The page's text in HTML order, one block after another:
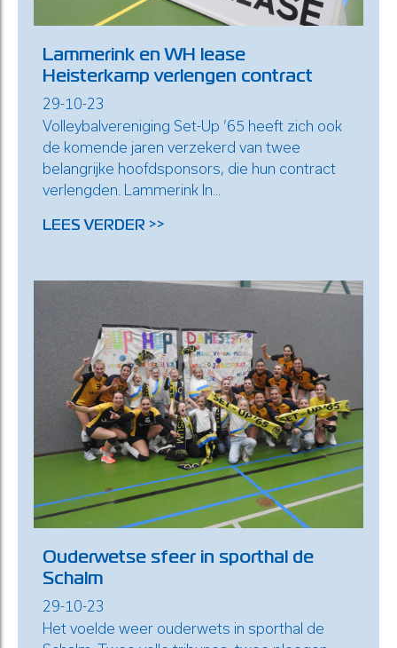
Lammerink en WH lease
Heisterkamp verlengen contract
29-10-23
Volleybalvereniging Set-Up ’65 heeft zich ook
de komende jaren verzekerd van twee
belangrijke hoofdsponsors, die hun contract
verlengden. Lammerink In...
LEES VERDER >>
Ouderwetse sfeer in sporthal de
Schalm
29-10-23
Het voelde weer ouderwets in sporthal de